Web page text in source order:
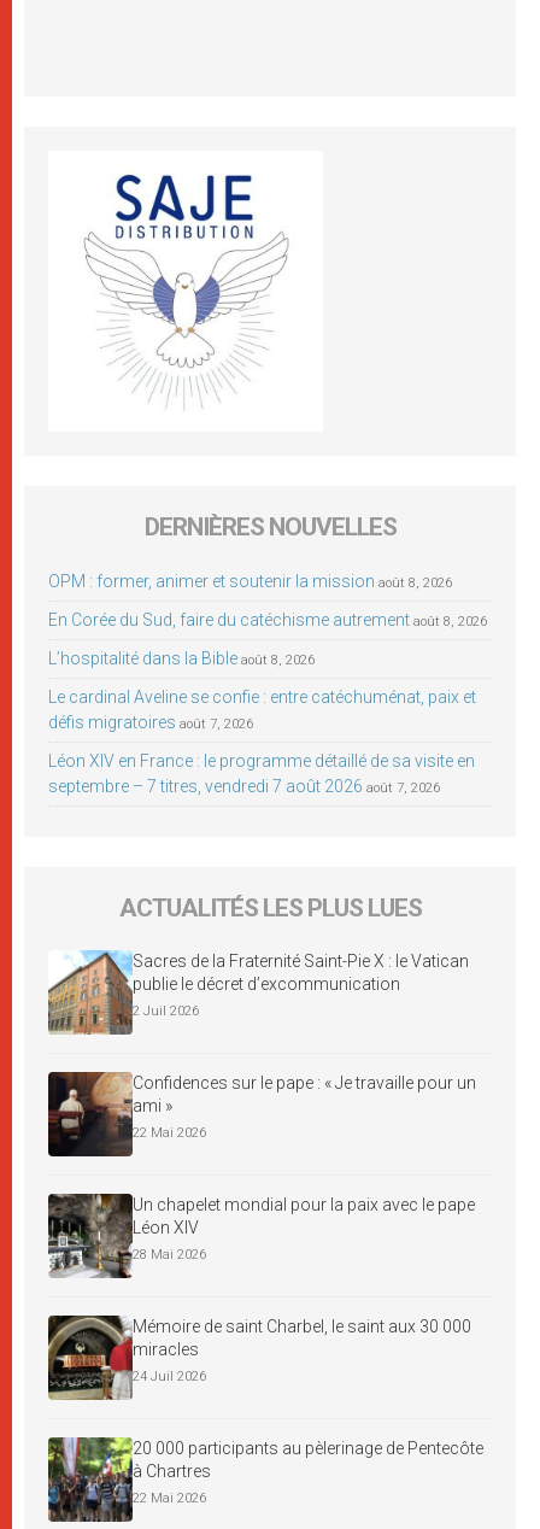
DERNIÈRES NOUVELLES
OPM : former, animer et soutenir la mission août 8, 2026
En Corée du Sud, faire du catéchisme autrement août 8, 2026
L’hospitalité dans la Bible août 8, 2026
Le cardinal Aveline se confie : entre catéchuménat, paix et
défis migratoires août 7, 2026
Léon XIV en France : le programme détaillé de sa visite en
septembre – 7 titres, vendredi 7 août 2026 août 7, 2026
ACTUALITÉS LES PLUS LUES
Sacres de la Fraternité Saint-Pie X : le Vatican
publie le décret d’excommunication
2 Juil 2026
Confidences sur le pape : « Je travaille pour un
ami »
22 Mai 2026
Un chapelet mondial pour la paix avec le pape
Léon XIV
28 Mai 2026
Mémoire de saint Charbel, le saint aux 30 000
miracles
24 Juil 2026
20 000 participants au pèlerinage de Pentecôte
à Chartres
22 Mai 2026